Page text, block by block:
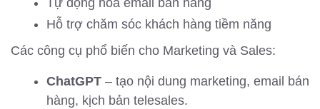
Tự động hóa email bán hàng
Hỗ trợ chăm sóc khách hàng tiềm năng
Các công cụ phổ biến cho Marketing và Sales:
ChatGPT – tạo nội dung marketing, email bán
hàng, kịch bản telesales.